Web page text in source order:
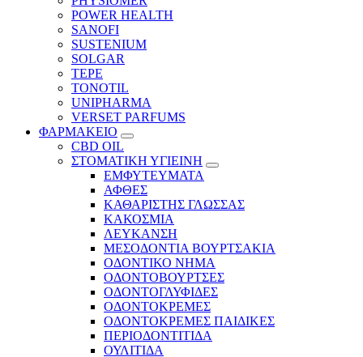
POWER HEALTH
SANOFI
SUSTENIUM
SOLGAR
TEPE
TONOTIL
UNIPHARMA
VERSET PARFUMS
ΦΑΡΜΑΚΕΙΟ
CBD OIL
ΣΤΟΜΑΤΙΚΗ ΥΓΙΕΙΝΗ
ΕΜΦΥΤΕΥΜΑΤΑ
ΑΦΘΕΣ
ΚΑΘΑΡΙΣΤΗΣ ΓΛΩΣΣΑΣ
ΚΑΚΟΣΜΙΑ
ΛΕΥΚΑΝΣΗ
ΜΕΣΟΔΟΝΤΙΑ ΒΟΥΡΤΣΑΚΙΑ
ΟΔΟΝΤΙΚΟ ΝΗΜΑ
ΟΔΟΝΤΟΒΟΥΡΤΣΕΣ
ΟΔΟΝΤΟΓΛΥΦΙΔΕΣ
ΟΔΟΝΤΟΚΡΕΜΕΣ
ΟΔΟΝΤΟΚΡΕΜΕΣ ΠΑΙΔΙΚΕΣ
ΠΕΡΙΟΔΟΝΤΙΤΙΔΑ
ΟΥΛΙΤΙΔΑ